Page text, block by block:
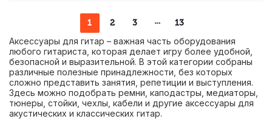
1 2 3
13
Аксессуары для гитар – важная часть оборудования
любого гитариста, которая делает игру более удобной,
безопасной и выразительной. В этой категории собраны
различные полезные принадлежности, без которых
сложно представить занятия, репетиции и выступления.
Здесь можно подобрать ремни, каподастры, медиаторы,
тюнеры, стойки, чехлы, кабели и другие аксессуары для
акустических и классических гитар.